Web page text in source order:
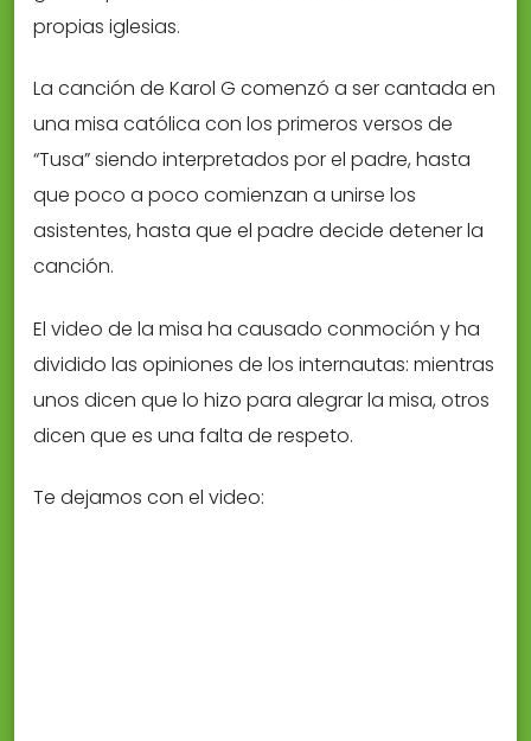
propias iglesias.
La canción de Karol G comenzó a ser cantada en
una misa católica con los primeros versos de
“Tusa” siendo interpretados por el padre, hasta
que poco a poco comienzan a unirse los
asistentes, hasta que el padre decide detener la
canción.
El video de la misa ha causado conmoción y ha
dividido las opiniones de los internautas: mientras
unos dicen que lo hizo para alegrar la misa, otros
dicen que es una falta de respeto.
Te dejamos con el video: